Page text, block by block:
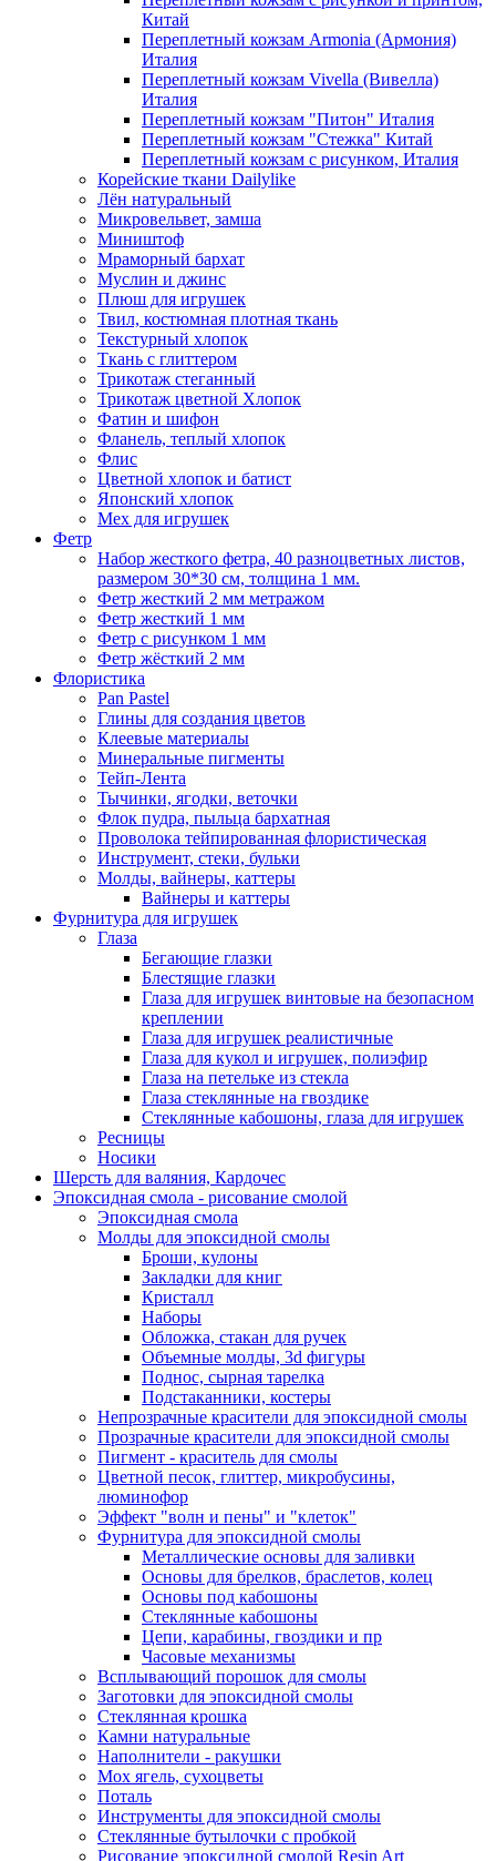
Китай
Переплетный кожзам Armonia (Армония)
Италия
Переплетный кожзам Vivella (Вивелла)
Италия
Переплетный кожзам "Питон" Италия
Переплетный кожзам "Стежка" Китай
Переплетный кожзам с рисунком, Италия
Корейские ткани Dailylike
Лён натуральный
Микровельвет, замша
Миништоф
Мраморный бархат
Муслин и джинс
Плюш для игрушек
Твил, костюмная плотная ткань
Текстурный хлопок
Ткань с глиттером
Трикотаж стеганный
Трикотаж цветной Хлопок
Фатин и шифон
Фланель, теплый хлопок
Флис
Цветной хлопок и батист
Японский хлопок
Мех для игрушек
Фетр
Набор жесткого фетра, 40 разноцветных листов,
размером 30*30 см, толщина 1 мм.
Фетр жесткий 2 мм метражом
Фетр жесткий 1 мм
Фетр с рисунком 1 мм
Фетр жёсткий 2 мм
Флористика
Pan Pastel
Глины для создания цветов
Клеевые материалы
Минеральные пигменты
Тейп-Лента
Тычинки, ягодки, веточки
Флок пудра, пыльца бархатная
Проволока тейпированная флористическая
Инструмент, стеки, бульки
Молды, вайнеры, каттеры
Вайнеры и каттеры
Фурнитура для игрушек
Глаза
Бегающие глазки
Блестящие глазки
Глаза для игрушек винтовые на безопасном
креплении
Глаза для игрушек реалистичные
Глаза для кукол и игрушек, полиэфир
Глаза на петельке из стекла
Глаза стеклянные на гвоздике
Стеклянные кабошоны, глаза для игрушек
Ресницы
Носики
Шерсть для валяния, Кардочес
Эпоксидная смола - рисование смолой
Эпоксидная смола
Молды для эпоксидной смолы
Броши, кулоны
Закладки для книг
Кристалл
Наборы
Обложка, стакан для ручек
Объемные молды, 3d фигуры
Поднос, сырная тарелка
Подстаканники, костеры
Непрозрачные красители для эпоксидной смолы
Прозрачные красители для эпоксидной смолы
Пигмент - краситель для смолы
Цветной песок, глиттер, микробусины,
люминофор
Эффект "волн и пены" и "клеток"
Фурнитура для эпоксидной смолы
Металлические основы для заливки
Основы для брелков, браслетов, колец
Основы под кабошоны
Стеклянные кабошоны
Цепи, карабины, гвоздики и пр
Часовые механизмы
Всплывающий порошок для смолы
Заготовки для эпоксидной смолы
Стеклянная крошка
Камни натуральные
Наполнители - ракушки
Мох ягель, сухоцветы
Поталь
Инструменты для эпоксидной смолы
Стеклянные бутылочки с пробкой
Рисование эпоксидной смолой Resin Art